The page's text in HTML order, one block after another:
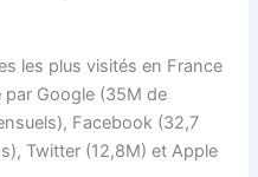
les plus visités en France
Google (35M de
Facebook (32,7
Twitter (12,8M) et Apple